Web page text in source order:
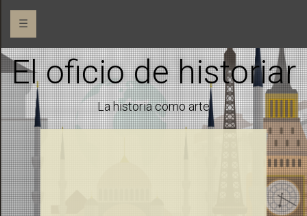
☰
El oficio de historiar
La historia como arte